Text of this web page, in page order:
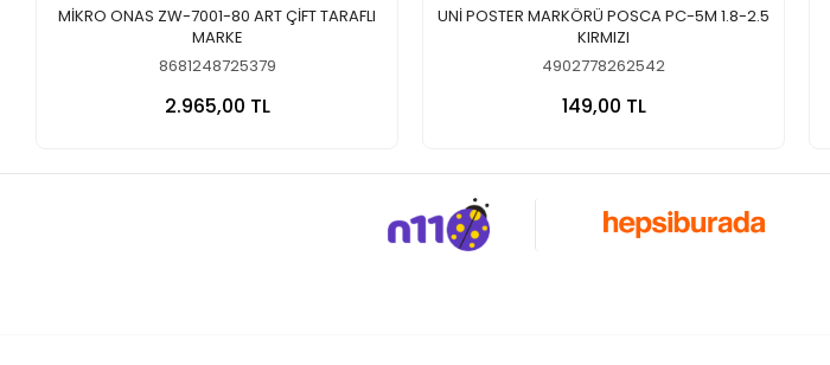
MİKRO ONAS ZW-7001-80 ART ÇİFT TARAFLI
MARKE
8681248725379
2.965,00 TL
UNİ POSTER MARKÖRÜ POSCA PC-5M 1.8-2.5
KIRMIZI
4902778262542
149,00 TL